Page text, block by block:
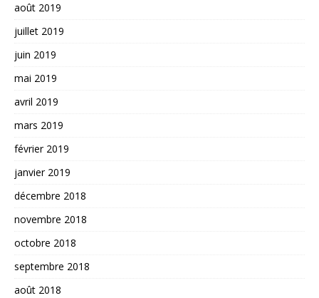
août 2019
juillet 2019
juin 2019
mai 2019
avril 2019
mars 2019
février 2019
janvier 2019
décembre 2018
novembre 2018
octobre 2018
septembre 2018
août 2018